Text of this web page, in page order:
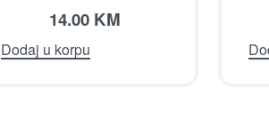
14.00 KM
Dodaj u korpu